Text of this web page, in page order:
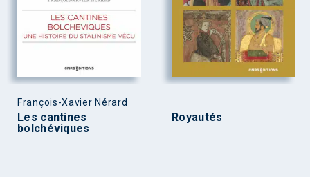
François-Xavier Nérard
Les cantines
bolchéviques
Royautés